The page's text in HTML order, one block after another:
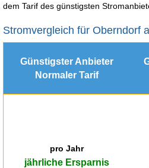
dem Tarif des günstigsten
Stromvergleich für Oberndorf
Günstigster Anbieter
Normaler Tarif
pro Jahr
jährliche Ersparnis